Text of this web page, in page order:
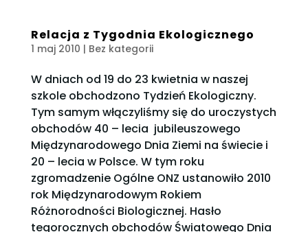
Relacja z Tygodnia Ekologicznego
1 maj 2010 | Bez kategorii
W dniach od 19 do 23 kwietnia w naszej
szkole obchodzono Tydzień Ekologiczny.
Tym samym włączyliśmy się do uroczystych
obchodów 40 – lecia jubileuszowego
Międzynarodowego Dnia Ziemi na świecie i
20 – lecia w Polsce. W tym roku
zgromadzenie Ogólne ONZ ustanowiło 2010
rok Międzynarodowym Rokiem
Różnorodności Biologicznej. Hasło
tegorocznych obchodów Światowego Dnia